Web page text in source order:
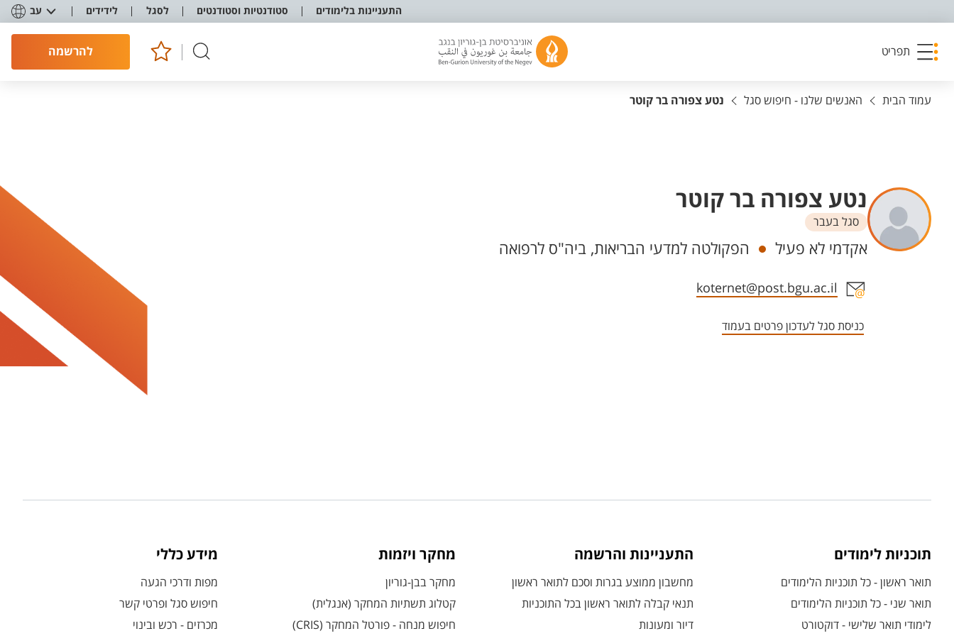
התעניינות בלימודים סטודנטיות וסטודנטים לסגל לידידים עב
תפריט להרשמה
עמוד הבית האנשים שלנו - חיפוש סגל נטע צפורה בר קוטר
נטע צפורה בר קוטר
סגל בעבר
יחידות
אקדמי לא פעיל הפקולטה למדעי הבריאות, ביה"ס לרפואה
אזור צור קשר עם איש הסגל
koternet@post.bgu.ac.il
כניסת סגל לעדכון פרטים בעמוד
תוכניות לימודים
תואר ראשון - כל תוכניות הלימודים
תואר שני - כל תוכניות הלימודים
לימודי תואר שלישי - דוקטורט
התעניינות והרשמה
מחשבון ממוצע בגרות וסכם לתואר ראשון
תנאי קבלה לתואר ראשון בכל התוכניות
דיור ומעונות
מחקר ויזמות
מחקר בבן-גוריון
קטלוג תשתיות המחקר (אנגלית)
חיפוש מנחה - פורטל המחקר (CRIS)
מידע כללי
מפות ודרכי הגעה
חיפוש סגל ופרטי קשר
מכרזים - רכש ובינוי